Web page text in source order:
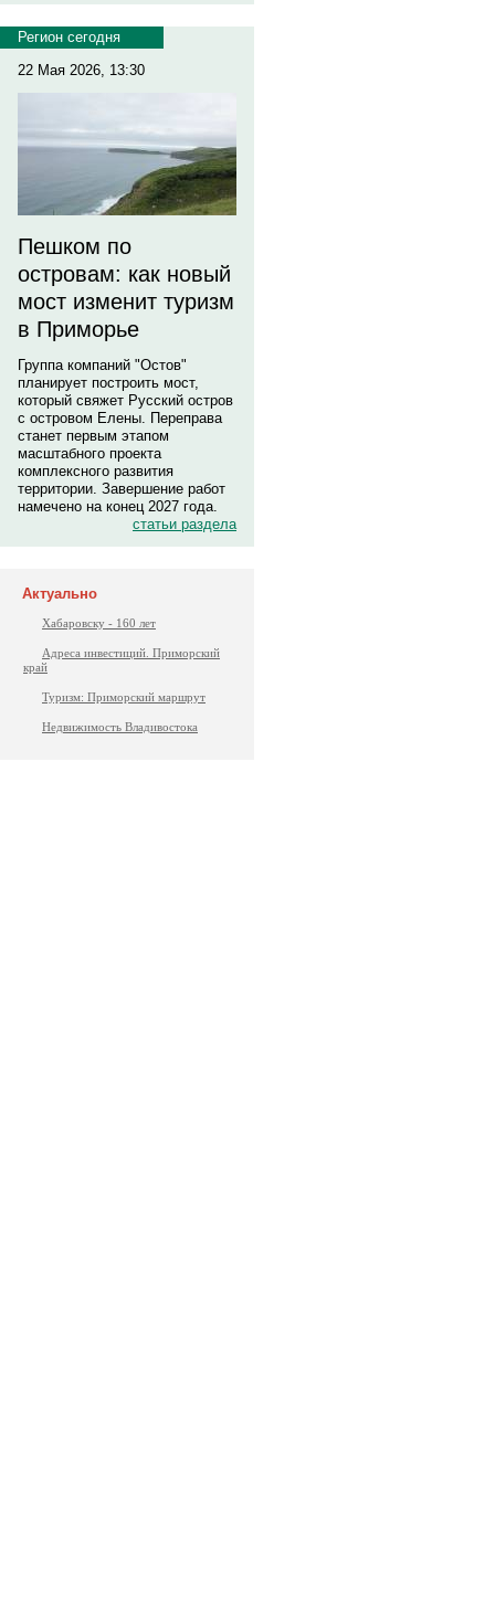
Регион сегодня
22 Мая 2026, 13:30
Пешком по
островам: как новый
мост изменит туризм
в Приморье
Группа компаний "Остов"
планирует построить мост,
который свяжет Русский остров
с островом Елены. Переправа
станет первым этапом
масштабного проекта
комплексного развития
территории. Завершение работ
намечено на конец 2027 года.
статьи раздела
Актуально
Хабаровску - 160 лет
Адреса инвестиций. Приморский
край
Туризм: Приморский маршрут
Недвижимость Владивостока